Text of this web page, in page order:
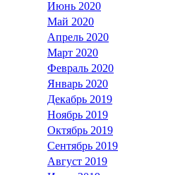
Июнь 2020
Май 2020
Апрель 2020
Март 2020
Февраль 2020
Январь 2020
Декабрь 2019
Ноябрь 2019
Октябрь 2019
Сентябрь 2019
Август 2019